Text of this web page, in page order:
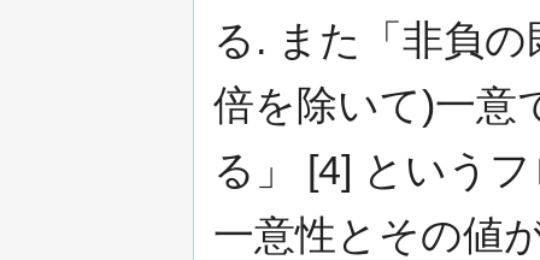
る. また「非負
倍を除いて)一意
る」 [4] という
一意性とその値